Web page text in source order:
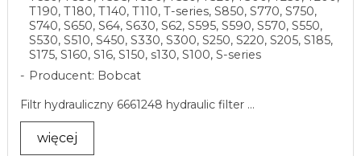
T190, T180, T140, T110, T-series, S850, S770, S750,
S740, S650, S64, S630, S62, S595, S590, S570, S550,
S530, S510, S450, S330, S300, S250, S220, S205, S185,
S175, S160, S16, S150, s130, S100, S-series
Producent: Bobcat
Filtr hydrauliczny 6661248 hydraulic filter ...
więcej